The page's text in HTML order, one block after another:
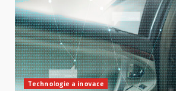
Technologie a inovace